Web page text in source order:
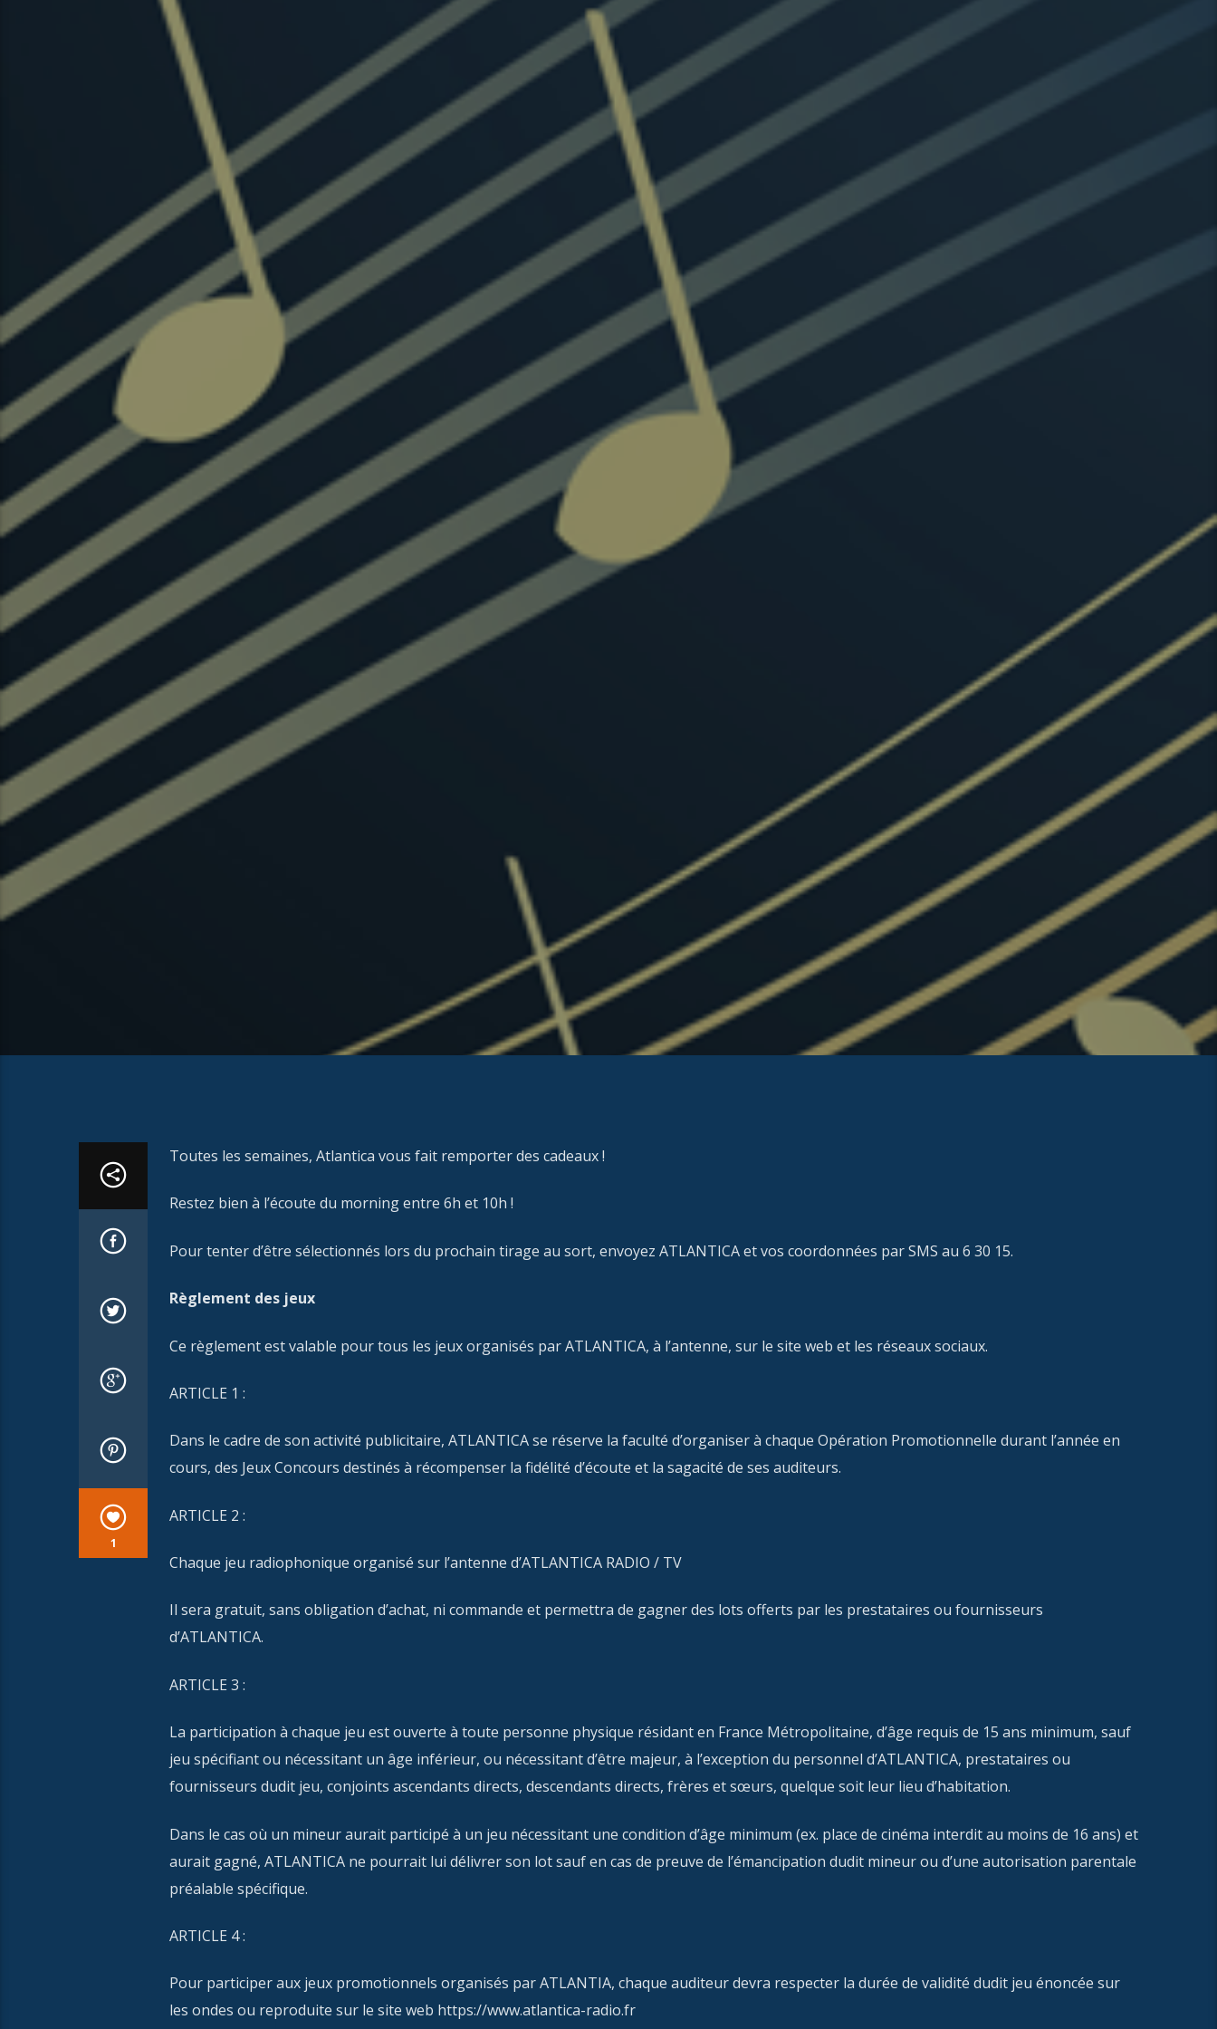
1
Toutes les semaines, Atlantica vous fait remporter des cadeaux !
Restez bien à l’écoute du morning entre 6h et 10h !
Pour tenter d’être sélectionnés lors du prochain tirage au sort, envoyez ATLANTICA et vos coordonnées par SMS au 6 30 15.
Règlement des jeux
Ce règlement est valable pour tous les jeux organisés par ATLANTICA, à l’antenne, sur le site web et les réseaux sociaux.
ARTICLE 1 :
Dans le cadre de son activité publicitaire, ATLANTICA se réserve la faculté d’organiser à chaque Opération Promotionnelle durant l’année en
cours, des Jeux Concours destinés à récompenser la fidélité d’écoute et la sagacité de ses auditeurs.
ARTICLE 2 :
Chaque jeu radiophonique organisé sur l’antenne d’ATLANTICA RADIO / TV
Il sera gratuit, sans obligation d’achat, ni commande et permettra de gagner des lots offerts par les prestataires ou fournisseurs
d’ATLANTICA.
ARTICLE 3 :
La participation à chaque jeu est ouverte à toute personne physique résidant en France Métropolitaine, d’âge requis de 15 ans minimum, sauf
jeu spécifiant ou nécessitant un âge inférieur, ou nécessitant d’être majeur, à l’exception du personnel d’ATLANTICA, prestataires ou
fournisseurs dudit jeu, conjoints ascendants directs, descendants directs, frères et sœurs, quelque soit leur lieu d’habitation.
Dans le cas où un mineur aurait participé à un jeu nécessitant une condition d’âge minimum (ex. place de cinéma interdit au moins de 16 ans) et
aurait gagné, ATLANTICA ne pourrait lui délivrer son lot sauf en cas de preuve de l’émancipation dudit mineur ou d’une autorisation parentale
préalable spécifique.
ARTICLE 4 :
Pour participer aux jeux promotionnels organisés par ATLANTIA, chaque auditeur devra respecter la durée de validité dudit jeu énoncée sur
les ondes ou reproduite sur le site web https://www.atlantica-radio.fr